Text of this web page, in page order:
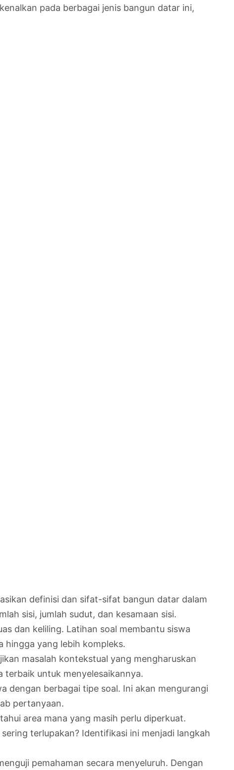
pada berbagai jenis bangun datar ini,
definisi dan sifat-sifat bangun datar dalam
sisi, jumlah sudut, dan kesamaan sisi.
dan keliling. Latihan soal membantu siswa
hingga yang lebih kompleks.
masalah kontekstual yang mengharuskan
terbaik untuk menyelesaikannya.
dengan berbagai tipe soal. Ini akan mengurangi
pertanyaan.
area mana yang masih perlu diperkuat.
terlupakan? Identifikasi ini menjadi langkah
pemahaman secara menyeluruh. Dengan